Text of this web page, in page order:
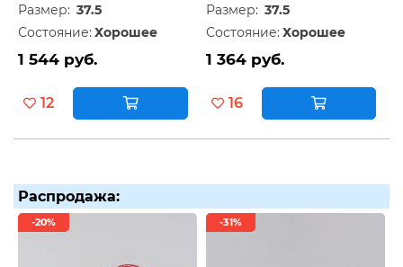
Размер: 37.5
Состояние: Хорошее
1 544 руб.
12
Размер: 37.5
Состояние: Хорошее
1 364 руб.
16
Распродажа:
-20% -31%